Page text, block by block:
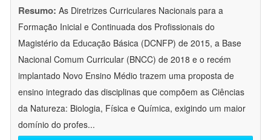
Resumo: As Diretrizes Curriculares Nacionais para a
Formação Inicial e Continuada dos Profissionais do
Magistério da Educação Básica (DCNFP) de 2015, a Base
Nacional Comum Curricular (BNCC) de 2018 e o recém
implantado Novo Ensino Médio trazem uma proposta de
ensino integrado das disciplinas que compõem as Ciências
da Natureza: Biologia, Física e Química, exigindo um maior
domínio do profes...